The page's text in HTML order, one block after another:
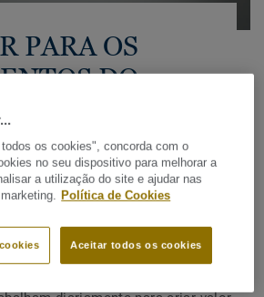
PARA OS
DO
os cookies", concorda com o
no seu dispositivo para melhorar a
a utilização do site e ajudar nas
Política de Cookies
Aceitar todos os cookies